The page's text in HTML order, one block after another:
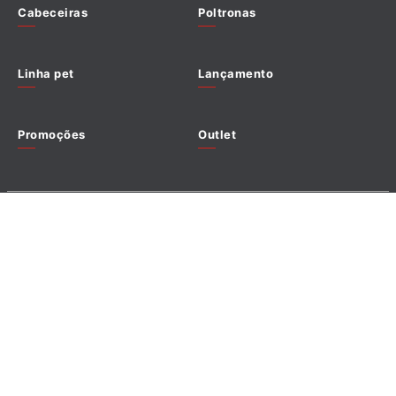
Política de cookies
Cabeceiras Poltronas
Linha pet Lançamento
Promoções Outlet